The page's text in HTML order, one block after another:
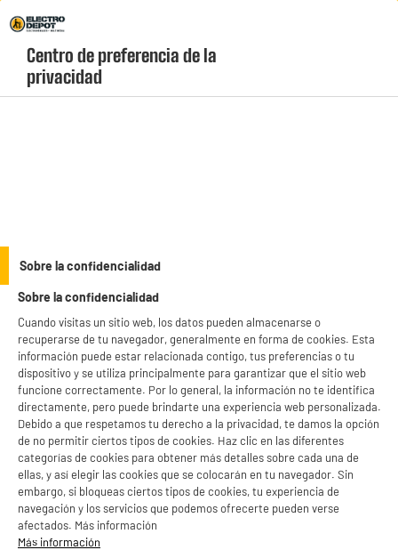
Menú
geolocation-header-icon-text
account
24 a 39
pulgadas
Samsung
LG Más
marcas
¡La Eurocopa 2021 se vive en Electro Depot! Descubre los productos perfectos
para disfrutar de esta Eurocopa tan esperada y a los mejores precios. En Electro
Depot queremos que disfrutes del fútbol como si estuvieras en el propio estadio.
Los mejores televisores con la mejor calidad de imagen y las mejores barras de
sonido para que escuches de manera envolvente todo lo que pasa en el campo de
juego. ¡Te esperamos en Electro Depot con los mejores precios!
see_more_label
DEPOT
Con el fin de mejorar tu experiencia, y tras tu consentimiento, ELECTRO DEPOT
y sus socios utilizan cookies que procesan tus datos personales para:
- compartir contenido adaptado a tus preferencias
- ofrecer publicidad y comunicaciones personalizadas
- facilitar el intercambio de contenido en las redes sociales
- analizar el tráfico en nuestro sitio web Consulta la política de cookies.
Consulta la política de cookies..
Si aceptas, la experiencia será aún mejor. Si no acepta, se utilizarán cookies
estadísticas anónimas basadas en tu navegación. Puedes oponerte a su uso
gestionando sus cookies.
¡Buena visita!
Centro de preferencia de la
privacidad
Sobre la confidencialidad
Sobre la confidencialidad
Cuando visitas un sitio web, los datos pueden almacenarse o
recuperarse de tu navegador, generalmente en forma de cookies. Esta
información puede estar relacionada contigo, tus preferencias o tu
dispositivo y se utiliza principalmente para garantizar que el sitio web
funcione correctamente. Por lo general, la información no te identifica
directamente, pero puede brindarte una experiencia web personalizada.
Debido a que respetamos tu derecho a la privacidad, te damos la opción
de no permitir ciertos tipos de cookies. Haz clic en las diferentes
categorías de cookies para obtener más detalles sobre cada una de
ellas, y así elegir las cookies que se colocarán en tu navegador. Sin
embargo, si bloqueas ciertos tipos de cookies, tu experiencia de
navegación y los servicios que podemos ofrecerte pueden verse
afectados. Más información
Más información